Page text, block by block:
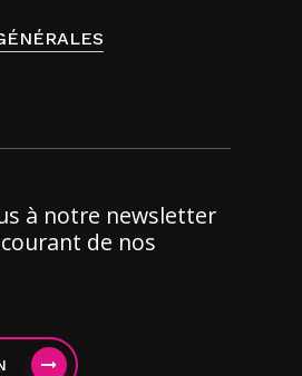
à notre newsletter
de nos